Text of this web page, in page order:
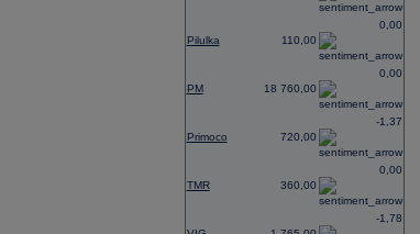
Pilulka 110,00
0,00
PM 18 760,00
0,00
Primoco 720,00
-1,37
TMR 360,00
0,00
-1,78